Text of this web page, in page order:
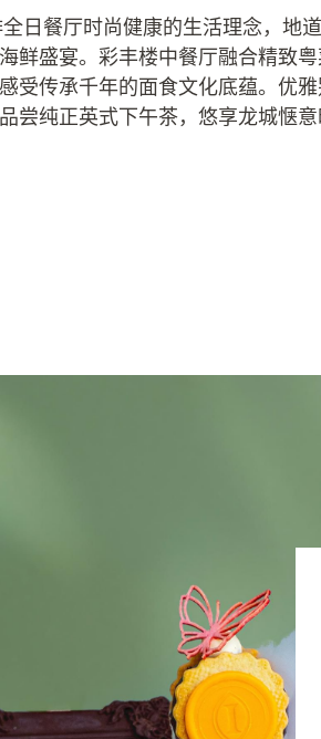
日餐厅时尚健康的生活理念，地
鲜盛宴。彩丰楼中餐厅融合精致
受传承千年的面食文化底蕴。优雅
尝纯正英式下午茶，悠享龙城惬意